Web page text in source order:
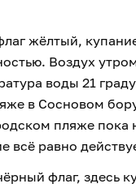
жёлтый,
Воздух
воды 21
в Сосновом
пляже пока
всё равно
флаг, здесь